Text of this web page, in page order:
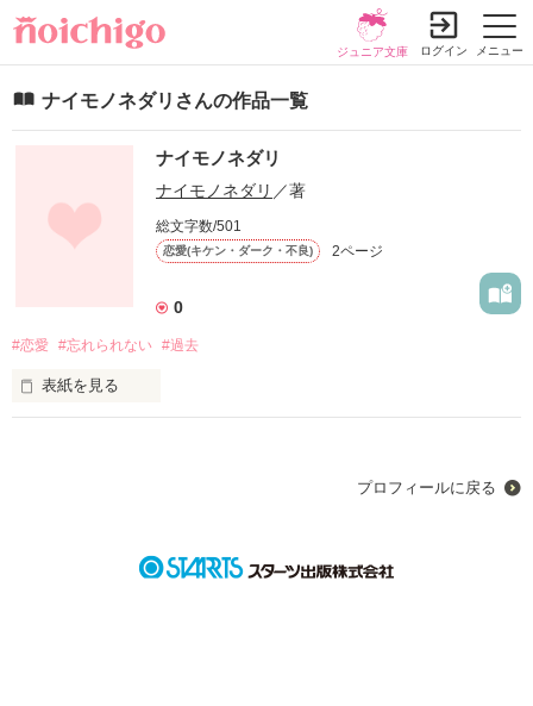
メニュー
ジュニア文庫 ログイン
ナイモノネダリさんの作品一覧
ナイモノネダリ
ナイモノネダリ ／著
総文字数/501
恋愛(キケン・ダーク・不良) 2ページ
0
#恋愛 #忘れられない #過去
表紙を見る
プロフィールに戻る